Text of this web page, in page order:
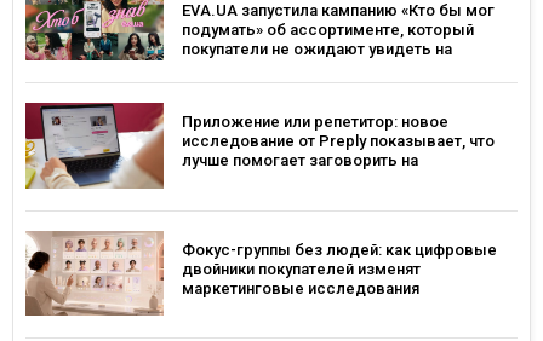
EVA.UA запустила кампанию «Кто бы мог
подумать» об ассортименте, который
покупатели не ожидают увидеть на
Приложение или репетитор: новое
исследование от Preply показывает, что
лучше помогает заговорить на
Фокус-группы без людей: как цифровые
двойники покупателей изменят
маркетинговые исследования